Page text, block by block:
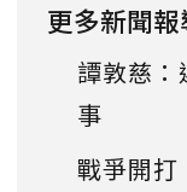
更多新聞報
譚敦慈
事
戰爭開打